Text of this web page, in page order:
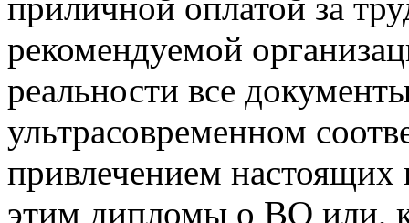
рекомендуемой
реальности все
ультрасовременном
привлечением настоящих
этим дипломы о ВО или,